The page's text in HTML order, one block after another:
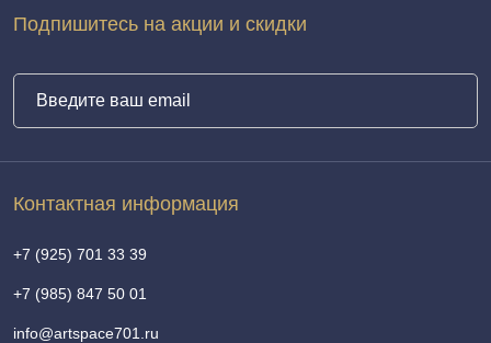
Контактная информация
+7 (925) 701 33 39
+7 (985) 847 50 01
info@artspace701.ru
Подпишитесь на акции и скидки